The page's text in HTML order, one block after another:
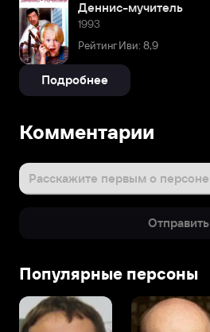
Деннис-мучитель
1993
Рейтинг Иви: 8,9
Подробнее
Комментарии
Расскажите первым о персоне
Отправить
Популярные персоны